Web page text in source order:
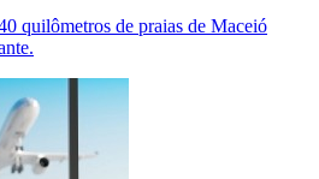
quilômetros de praias de Maceió